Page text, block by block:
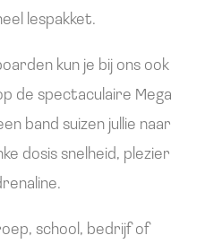
lespakket.
kun je bij ons ook
de spectaculaire Mega
band suizen jullie naar
dosis snelheid, plezier
school, bedrijf of